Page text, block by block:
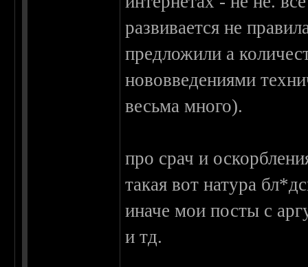
развивается не
предложили а
нововведениями
весьма много).
про срач и
такая вот натура
иначе мои посты с
и тд.